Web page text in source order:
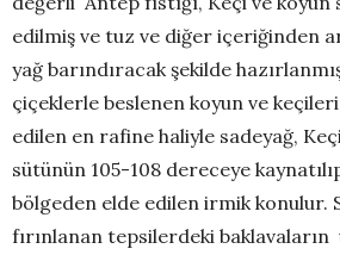
edilmiş ve tuz ve diğer içeriğinden
yağ barındıracak şekilde
çiçeklerle beslenen koyun ve
edilen en rafine haliyle sadeyağ,
sütünün 105-108 dereceye
bölgeden elde edilen irmik konulur.
fırınlanan tepsilerdeki